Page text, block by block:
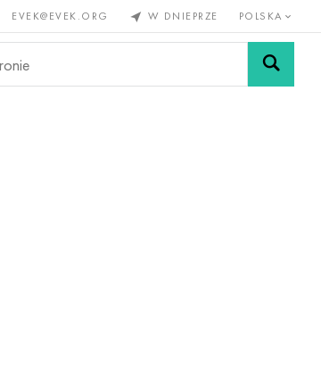
EVEK@EVEK.ORG W DNIEPRZE POLSKA
Stali Siatki i